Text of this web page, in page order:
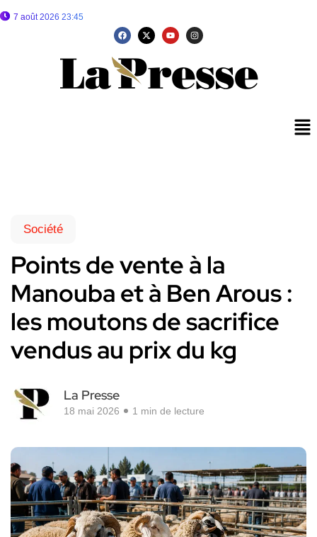
7 août 2026 23:45
Société
Points de vente à la
Manouba et à Ben Arous :
les moutons de sacrifice
vendus au prix du kg
La Presse
18 mai 2026 1 min de lecture